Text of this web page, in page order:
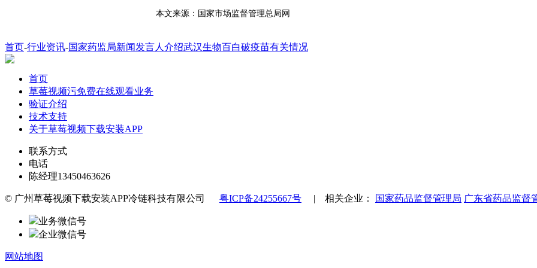
本文来源：国家市场监督管理总局网
首页-行业资讯-国家药监局新闻发言人介绍武汉生物百白破疫苗有关情况
首页
草莓视频污免费在线观看业务
验证介绍
技术支持
关于草莓视频下载安装APP
联系方式
电话
陈经理13450463626
© 广州草莓视频下载安装APP冷链科技有限公司 粤ICP备24255667号 | 相关企业： 国家药品监督管理局 广东省药品监督
业务微信号
企业微信号
网站地图